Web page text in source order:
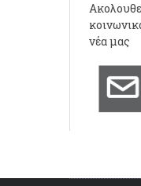
νέα μας